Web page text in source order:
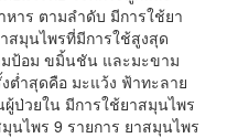
หาร ตามลำดับ มีการใช้ยา
สมุนไพรที่มีการใช้สูงสุด
มป้อม ขมิ้นชัน และมะขาม
ำสุดคือ มะแว้ง ฟ้าทะลาย
ผู้ป่วยใน มีการใช้ยาสมุนไพร
นไพร 9 รายการ ยาสมุนไพร